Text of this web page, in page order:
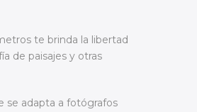
te brinda la libertad
de paisajes y otras
se adapta a fotógrafos